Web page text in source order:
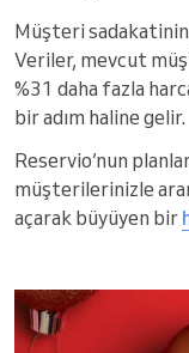
Müşteri sadakatinin
Veriler, mevcut
%31 daha fazla
bir adım haline gelir.
Reservio’nun
müşterilerinizle
açarak büyüyen bir